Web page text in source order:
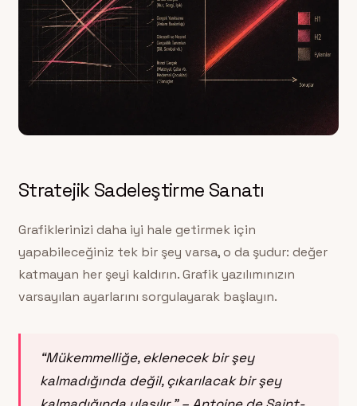
Stratejik Sadeleştirme Sanatı
Grafiklerinizi daha iyi hale getirmek için
yapabileceğiniz tek bir şey varsa, o da şudur: değer
katmayan her şeyi kaldırın. Grafik yazılımınızın
varsayılan ayarlarını sorgulayarak başlayın.
“Mükemmelliğe, eklenecek bir şey
kalmadığında değil, çıkarılacak bir şey